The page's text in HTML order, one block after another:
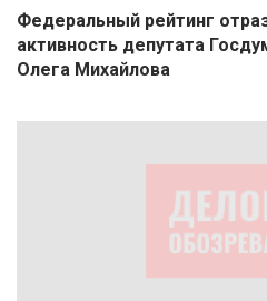
Федеральный рейтинг
активность депутата
Олега Михайлова